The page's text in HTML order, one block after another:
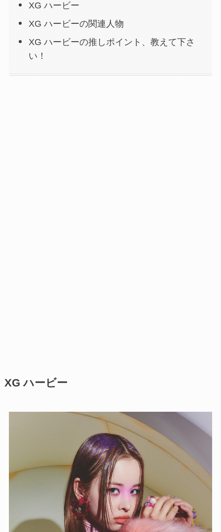
XG ハービー
XG ハービーの関連人物
XG ハービーの推しポイント、教えて下さ
い！
XG ハービー